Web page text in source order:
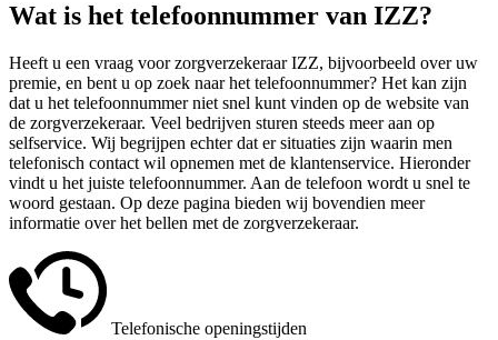
Wat is het telefoonnummer van IZZ?
Heeft u een vraag voor zorgverzekeraar IZZ, bijvoorbeeld over uw
premie, en bent u op zoek naar het telefoonnummer? Het kan zijn
dat u het telefoonnummer niet snel kunt vinden op de website van
de zorgverzekeraar. Veel bedrijven sturen steeds meer aan op
selfservice. Wij begrijpen echter dat er situaties zijn waarin men
telefonisch contact wil opnemen met de klantenservice. Hieronder
vindt u het juiste telefoonnummer. Aan de telefoon wordt u snel te
woord gestaan. Op deze pagina bieden wij bovendien meer
informatie over het bellen met de zorgverzekeraar.
Telefonische openingstijden